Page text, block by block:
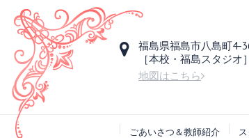
福島県福島市八島町4-
［本校・福島スタジオ］
地図はこちら
ごあいさつ＆教師紹介